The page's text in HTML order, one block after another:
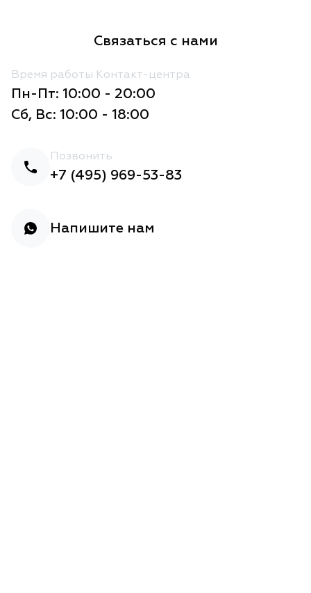
Связаться с нами
Время работы Контакт-центра
Пн-Пт: 10:00 - 20:00
Сб, Вс: 10:00 - 18:00
Позвонить
+7 (495) 969-53-83
Напишите нам